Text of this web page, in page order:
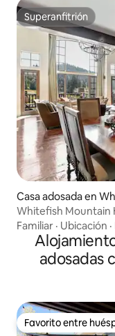
Superanfitrión
Superanfitrión
Casa adosada en
Whitefish Mountain
Familiar · Ubicación ·
adosadas
Favorito entre
Favorito entre